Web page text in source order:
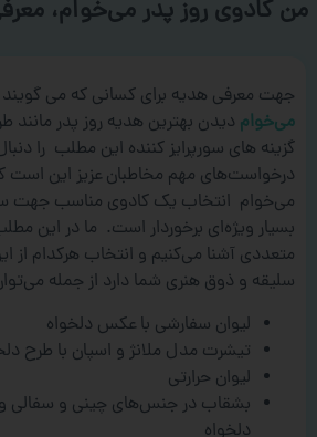
من کادوی روز پدر می‌خوام،
جهت معرفی هدیه برای کسانی که می گویند
می‌خوام دیدن بهترین هدیه روز پدر مانند
گزینه های سورپرایز کننده این مطلب را
درخواست‌های مهم مخاطبان عزیز این است
می‌خوام انتخاب یک کادوی مناسب جهت
بسیار ویژه‌ای برخوردار است. ما در این
متعددی آشنا می‌کنیم و انتخاب هرکدام از
سلیقه و ذوق هنری شما دارد از جمله
لیوان سفارشی با عکس دلخواه
تیشرت مدل ملانژ و اسپان با طرح
لیوان حرارتی
بشقاب در جنس‌های چینی و سفالی
دلخواه